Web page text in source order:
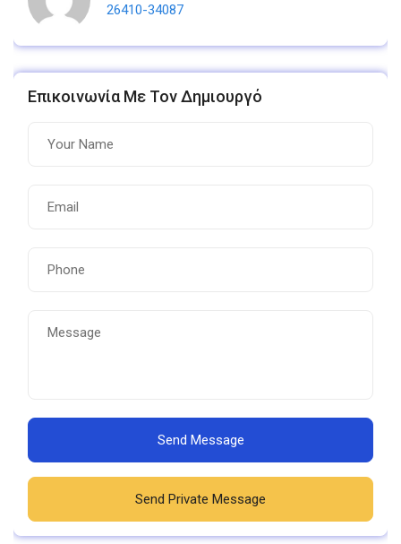
26410-34087
Επικοινωνία Με Τον Δημιουργό
Send Message
Send Private Message